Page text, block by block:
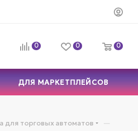
0 0 0
ДЛЯ МАРКЕТПЛЕЙСОВ
для торговых автоматов —